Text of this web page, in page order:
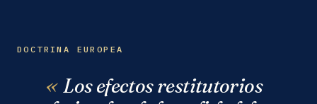
DOCTRINA EUROPEA
Los efectos restitutorios